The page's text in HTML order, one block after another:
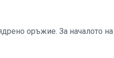
оръжие. За началото на